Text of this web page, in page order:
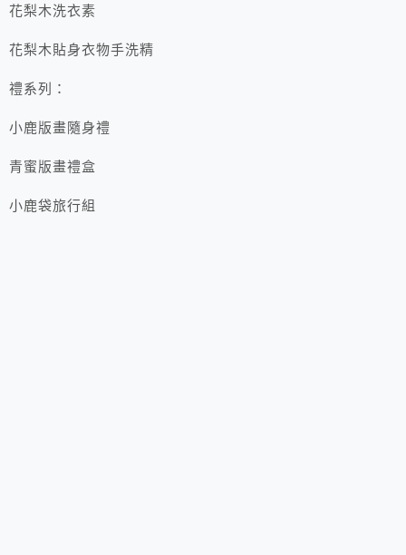
花梨⽊洗衣素
花梨⽊貼⾝衣物⼿洗精
禮系列：
⼩鹿版畫隨⾝禮
青蜜版畫禮盒
⼩鹿袋旅⾏組